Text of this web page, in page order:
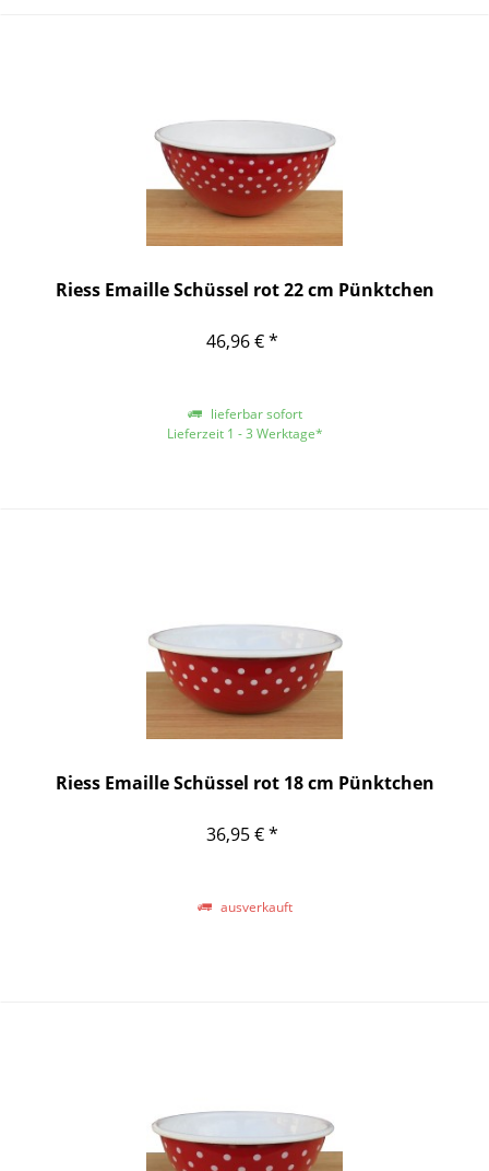
Riess Emaille Schüssel rot 22 cm Pünktchen
46,96 € *
lieferbar sofort
Lieferzeit 1 - 3 Werktage*
Riess Emaille Schüssel rot 18 cm Pünktchen
36,95 € *
ausverkauft